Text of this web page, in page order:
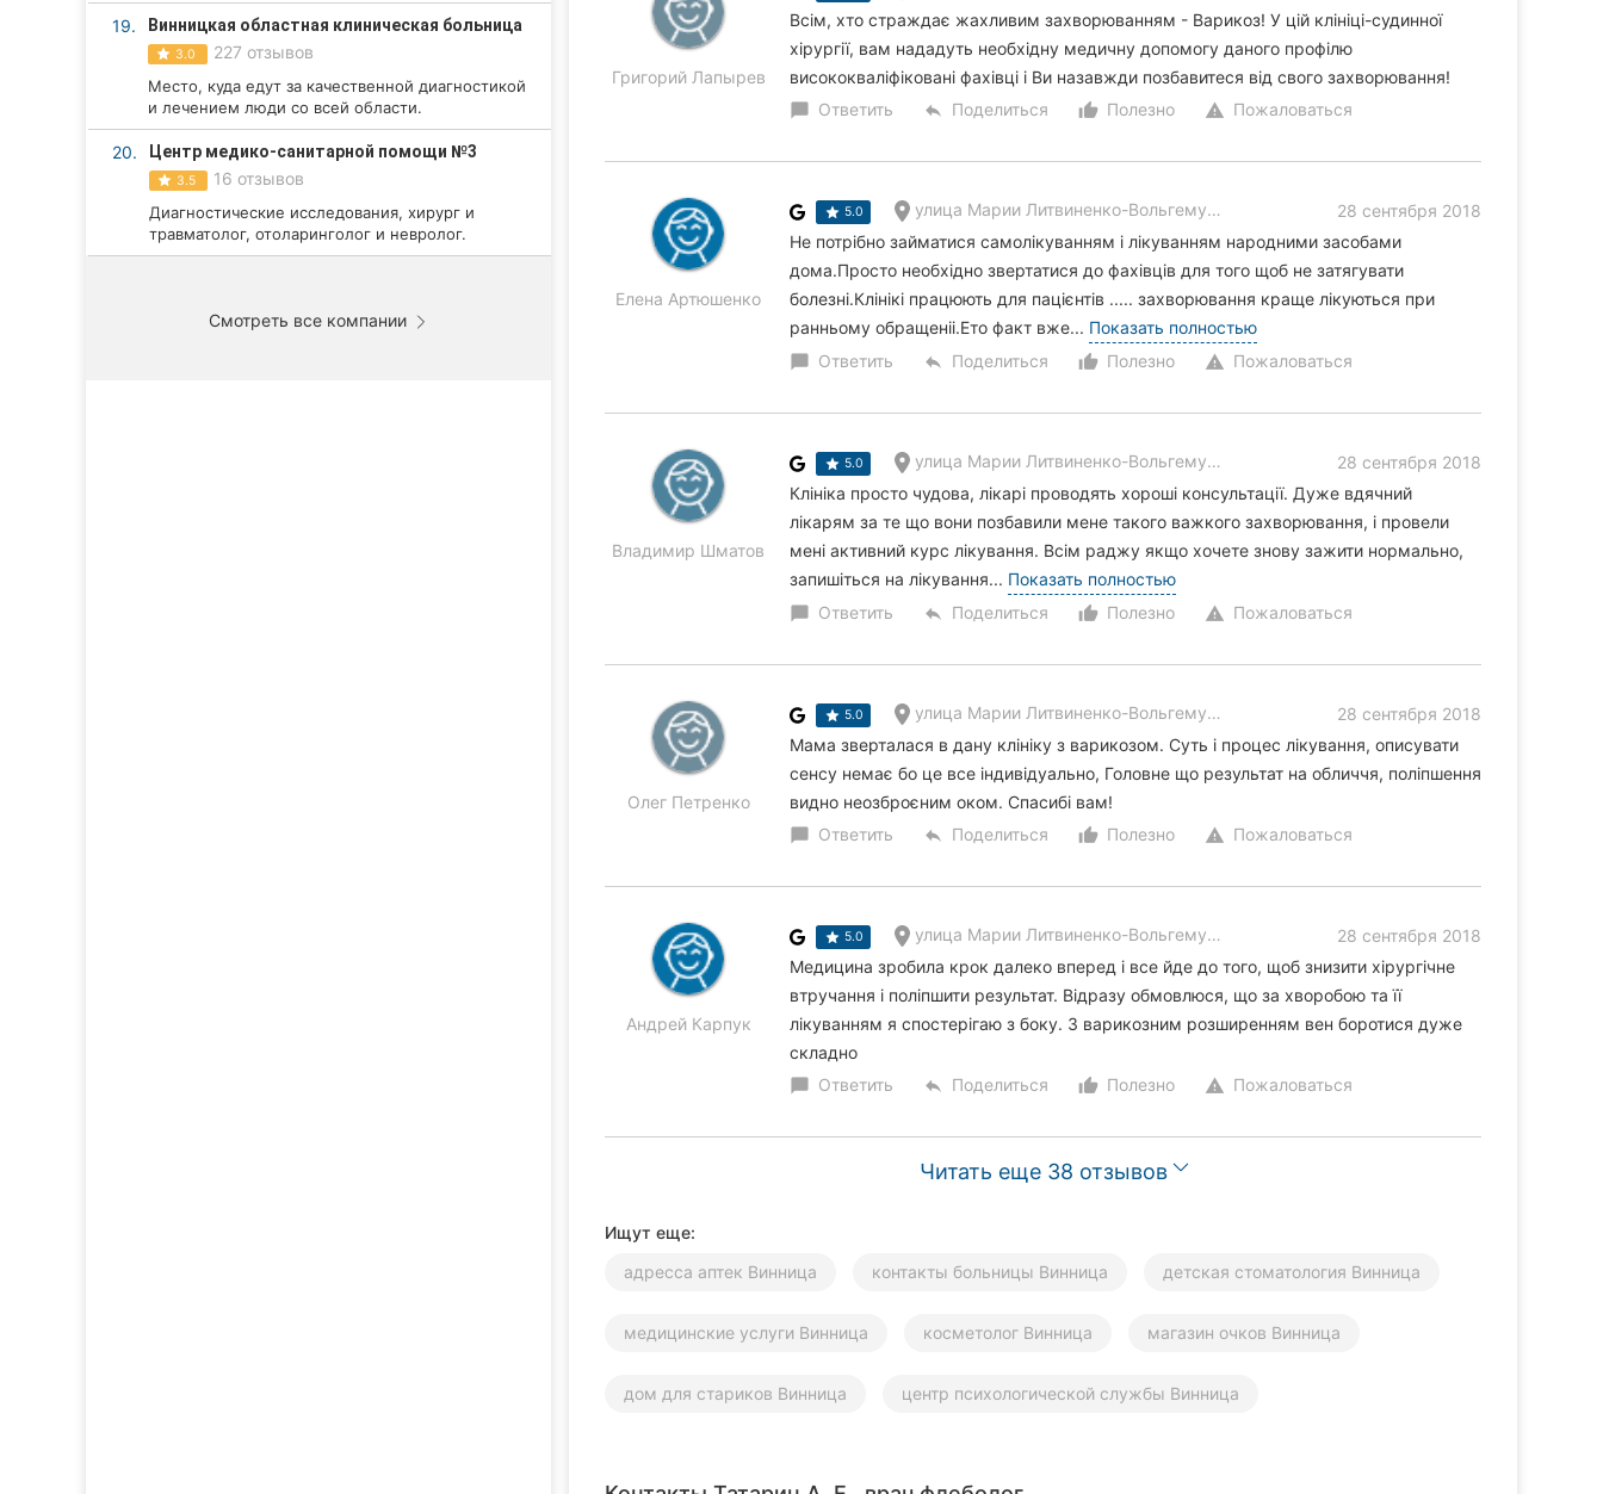
19. Винницкая областная клиническая больница
3.0 227 отзывов
Место, куда едут за качественной диагностикой
и лечением люди со всей области.
20. Центр медико-санитарной помощи №3
3.5 16 отзывов
Диагностические исследования, хирург и
травматолог, отоларинголог и невролог.
Смотреть все компании
Григорий Лапырев
Всім, хто страждає жахливим захворюванням - Варикоз! У цій клініці-судинної
хірургії, вам нададуть необхідну медичну допомогу даного профілю
висококваліфіковані фахівці і Ви назавжди позбавитеся від свого захворювання!
chat_bubble Ответить reply Поделиться thumb_up_alt
Полезно warning Пожаловаться
Елена Артюшенко
5.0 улица Марии Литвиненко-Вольгемут, 5
28 сентября 2018
Не потрібно займатися самолікуванням і лікуванням народними засобами
дома.Просто необхідно звертатися до фахівців для того щоб не затягувати
болезні.Клінікі працюють для пацієнтів ..... захворювання краще лікуються при
ранньому обращеніі.Ето факт вже... Показать полностью
chat_bubble Ответить reply Поделиться thumb_up_alt
Полезно warning Пожаловаться
Владимир Шматов
5.0 улица Марии Литвиненко-Вольгемут, 5
28 сентября 2018
Клініка просто чудова, лікарі проводять хороші консультації. Дуже вдячний
лікарям за те що вони позбавили мене такого важкого захворювання, і провели
мені активний курс лікування. Всім раджу якщо хочете знову зажити нормально,
запишіться на лікування... Показать полностью
chat_bubble Ответить reply Поделиться thumb_up_alt
Полезно warning Пожаловаться
Олег Петренко
5.0 улица Марии Литвиненко-Вольгемут, 5
28 сентября 2018
Мама зверталася в дану клініку з варикозом. Суть і процес лікування, описувати
сенсу немає бо це все індивідуально, Головне що результат на обличчя, поліпшення
видно неозброєним оком. Спасибі вам!
chat_bubble Ответить reply Поделиться thumb_up_alt
Полезно warning Пожаловаться
Андрей Карпук
5.0 улица Марии Литвиненко-Вольгемут, 5
28 сентября 2018
Медицина зробила крок далеко вперед і все йде до того, щоб знизити хірургічне
втручання і поліпшити результат. Відразу обмовлюся, що за хворобою та її
лікуванням я спостерігаю з боку. З варикозним розширенням вен боротися дуже
складно
chat_bubble Ответить reply Поделиться thumb_up_alt
Полезно warning Пожаловаться
Читать еще 38 отзывов
Ищут еще:
адресса аптек Винница
контакты больницы Винница детская стоматология Винница
медицинские услуги Винница косметолог Винница магазин очков Винница
дом для стариков Винница центр психологической службы Винница